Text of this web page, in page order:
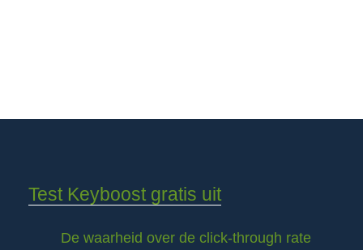
Test Keyboost gratis uit
De waarheid over de click-through rate